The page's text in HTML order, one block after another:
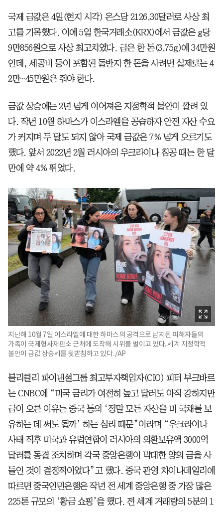
국제 금값은 4일(현지 시각) 온스당 2126.30달러로 사상 최
고를 기록했다. 이에 5일 한국거래소(KRX)에서 금값은 g당
9만856원으로 사상 최고치였다. 금은 한 돈(3.75g)에 34만원
인데, 세공비 등이 포함된 돌반지 한 돈을 사려면 실제로는 4
2만~45만원은 줘야 한다.
금값 상승에는 2년 넘게 이어져온 지정학적 불안이 깔려 있
다. 작년 10월 하마스가 이스라엘을 공습하자 안전 자산 수요
가 커지며 두 달도 되지 않아 국제 금값은 7% 넘게 오르기도
했다. 앞서 2022년 2월 러시아의 우크라이나 침공 때는 한 달
만에 약 4% 뛰었다.
지난해 10월 7일 이스라엘에 대한 하마스의 공격으로 납치된 피해자들의
가족이 국제형사재판소 근처에 도착해 시위를 벌이고 있다. 세계 지정학적
불안이 금값 상승세를 뒷받침하고 있다. /AP
블리클리 파이낸셜그룹 최고투자책임자(CIO) 피터 부크바르
는 CNBC에 “미국 금리가 여전히 높고 달러도 아직 강하지만
금이 오른 이유는 중국 등의 ‘정말 모든 자산을 미 국채를 보
유하는 데 써도 될까’ 하는 심리 때문”이라며 “우크라이나
사태 직후 미국과 유럽연합이 러시아의 외환보유액 3000억
달러를 동결 조치하며 각국 중앙은행이 막대한 양의 금을 사
들인 것이 결정적이었다”고 했다. 중국 관영 차이나데일리에
따르면 중국인민은행은 작년 전 세계 중앙은행 중 가장 많은
225톤 규모의 ‘황금 쇼핑’을 했다. 전 세계 거래량의 5분의 1